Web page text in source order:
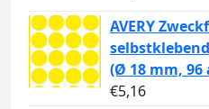
AVERY
(Ø 18 mm, 96
€5,16